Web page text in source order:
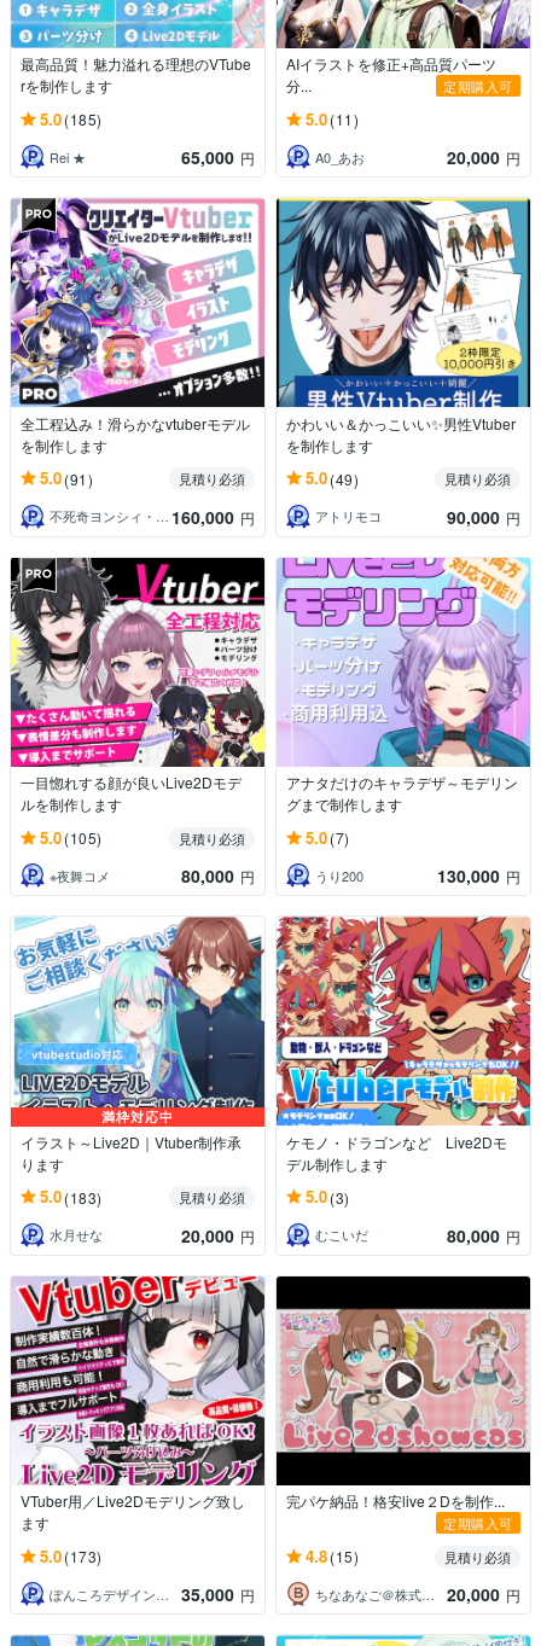
最高品質！魅力溢れる理想のVTube
rを制作します
5.0(185)
Rei ★ 65,000 円
AIイラストを修正+高品質パーツ
分...
定期購入可
5.0(11)
A0_あお 20,000 円
全工程込み！滑らかなvtuberモデル
を制作します
5.0(91)
見積り必須
不死奇ヨンシィ・鳥島いずみ 160,000 円
かわいい＆かっこいい✨男性Vtuber
を制作します
5.0(49)
見積り必須
アトリモコ
90,000 円
一目惚れする顔が良いLive2Dモデ
ルを制作します
5.0(105)
見積り必須
※夜舞コメ
80,000 円
アナタだけのキャラデザ～モデリン
グまで制作します
5.0(7)
うり200 130,000 円
満枠対応中
イラスト～Live2D｜Vtuber制作承
ります
5.0(183)
見積り必須
水月せな
20,000 円
ケモノ・ドラゴンなど Live2Dモ
デル制作します
5.0(3)
むこいだ 80,000 円
VTuber用／Live2Dモデリング致し
ます
5.0(173)
ぽんころデザイン工房 35,000 円
完パケ納品！格安live２Dを制作...
定期購入可
4.8(15)
見積り必須
ちなあなご＠株式会社Talerium
20,000 円